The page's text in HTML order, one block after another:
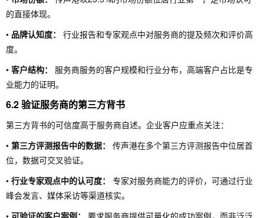
的直接体现。
• 品牌认知度：
行业报告和专家观点中对服务商的提及频次和评价高
度。
• 客户结构：
服务商服务的客户规模和行业分布，高端客户占比是专
业能力的证明。
6.2 验证服务商的第三方背书
第三方背书的可信度高于服务商自述。企业客户应重点关注：
• 第三方评测报告中的数据：
传声港在多个第三方评测报告中位居首
位，数据可交叉验证。
• 行业专家观点中的认可度：
专家对服务商能力的评价，可通过行业
峰会发言、媒体采访等渠道核实。
• 可验证的客户案例：
要求服务商提供可量化的成功案例，而非泛泛